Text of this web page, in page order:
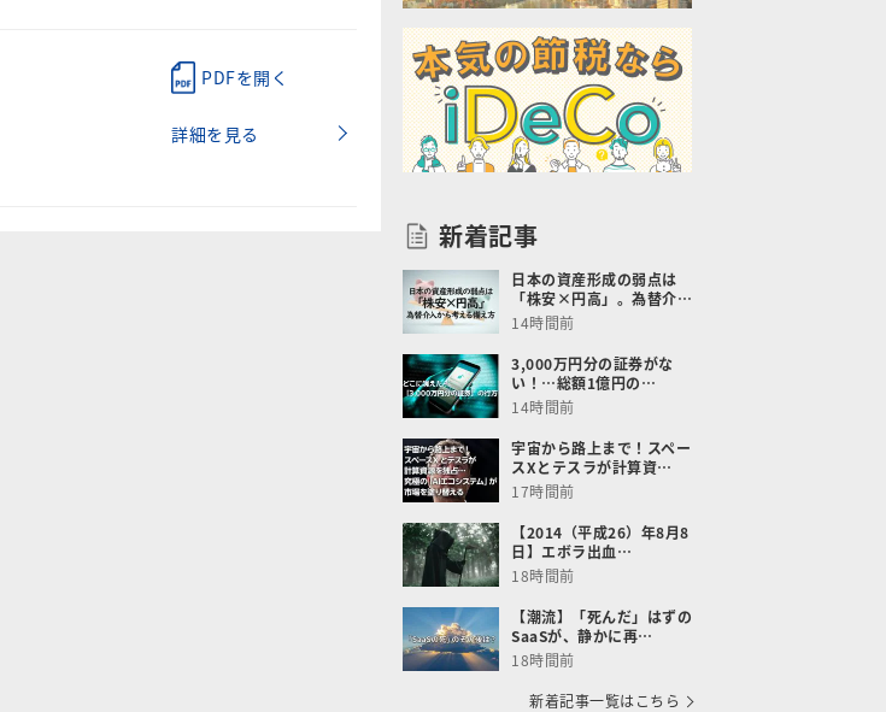
PDFを開く
詳細を見る
新着記事
日本の資産形成の弱点は
「株安×円高」。為替介…
14時間前
3,000万円分の証券がな
い！…総額1億円の…
14時間前
宇宙から路上まで！スペー
スXとテスラが計算資…
17時間前
【2014（平成26）年8月8
日】エボラ出血…
18時間前
【潮流】「死んだ」はずの
SaaSが、静かに再…
18時間前
新着記事一覧はこちら